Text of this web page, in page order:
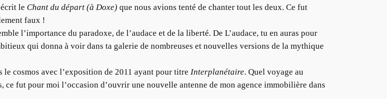
le Chant du départ (à Doxe) que nous avions tenté de chanter tout les deux. Ce fut
faux !
l’importance du paradoxe, de l’audace et de la liberté. De L’audace, tu en auras pour
qui donna à voir dans ta galerie de nombreuses et nouvelles versions de la mythique
cosmos avec l’exposition de 2011 ayant pour titre Interplanétaire. Quel voyage au
fut pour moi l’occasion d’ouvrir une nouvelle antenne de mon agence immobilière dans